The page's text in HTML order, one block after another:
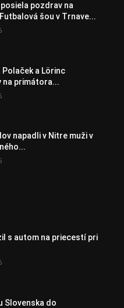
pozdrav na
šou v Trnave...
Polaček a Lörinc
na primátora...
napadli v Nitre muži v
s autom na priecestí pri
Slovenska do